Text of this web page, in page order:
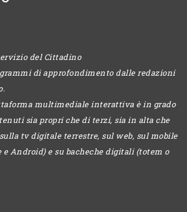
del Cittadino
di approfondimento dalle redazioni
multimediale interattiva è in grado
sia propri che di terzi, sia in alta che
tv digitale terrestre, sul web, sul mobile
Android) e su bacheche digitali (totem o